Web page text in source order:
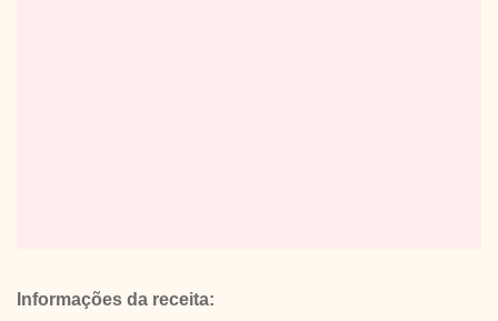
Informações da receita: